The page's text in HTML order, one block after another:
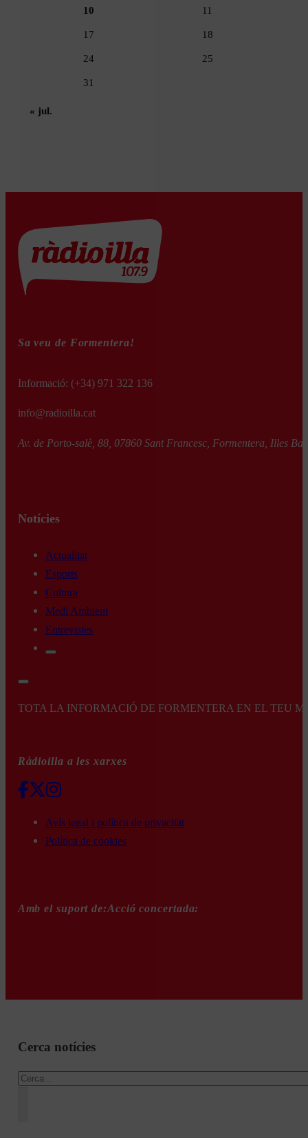
10 11
17 18
24 25
31
« jul.
Sa veu de Formentera!
Informació: (+34) 971 322 136
info@radioilla.cat
Av. de Porto-salè, 88, 07860 Sant Francesc, Formentera, Illes
Notícies
Actualitat
Esports
Cultura
Medi Ambient
Entrevistes
TOTA LA INFORMACIÓ DE FORMENTERA EN EL TEU
Ràdioilla a les xarxes
Avís legal i política de privacitat
Política de cookies
Amb el suport de:Acció concertada:
Cerca notícies
Cercar